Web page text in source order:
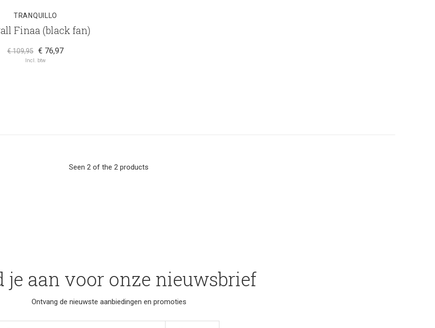
TRANQUILLO
Finaa (black fan)
€ 109,95 € 76,97
Incl. btw
Seen 2 of the 2 products
je aan voor onze nieuwsbrief
Ontvang de nieuwste aanbiedingen en promoties